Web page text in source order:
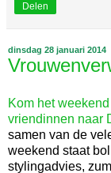
Delen
dinsdag 28 januari 2014
Kom het
vriendinnen naar
samen van de
weekend staat
stylingadvies,